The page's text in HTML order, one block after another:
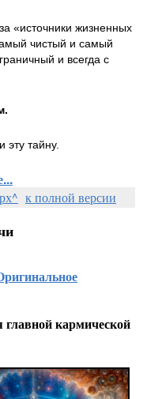
«источники жизненных
чистый и самый
и всегда с
тайну.
к полной версии
кармической